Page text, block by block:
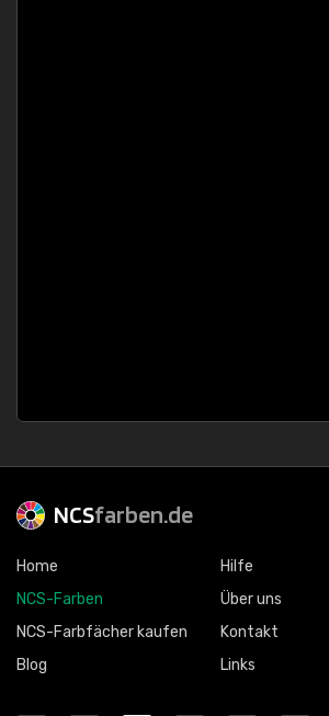
NCSfarben.de
Home
NCS-Farben
NCS-Farbfächer kaufen
Blog
Hilfe
Über uns
Kontakt
Links